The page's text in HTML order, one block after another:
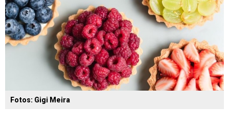
Fotos: Gigi Meira